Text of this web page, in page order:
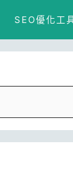
SEO優化工